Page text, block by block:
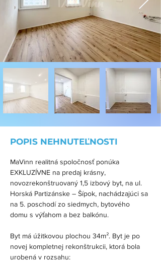
POPIS NEHNUTEĽNOSTI
MaVinn realitná spoločnosť ponúka
EXKLUZÍVNE na predaj krásny,
novozrekonštruovaný 1,5 izbový byt, na ul.
Horská Partizánske – Šípok, nachádzajúci sa
na 5. poschodí zo siedmych, bytového
domu s výťahom a bez balkónu.
Byt má úžitkovou plochou 34m². Byt je po
novej kompletnej rekonštrukcii, ktorá bola
urobená v rozsahu: